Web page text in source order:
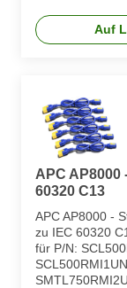
Auf
APC AP8000
60320 C13
APC AP8000 -
zu IEC 60320
für P/N: